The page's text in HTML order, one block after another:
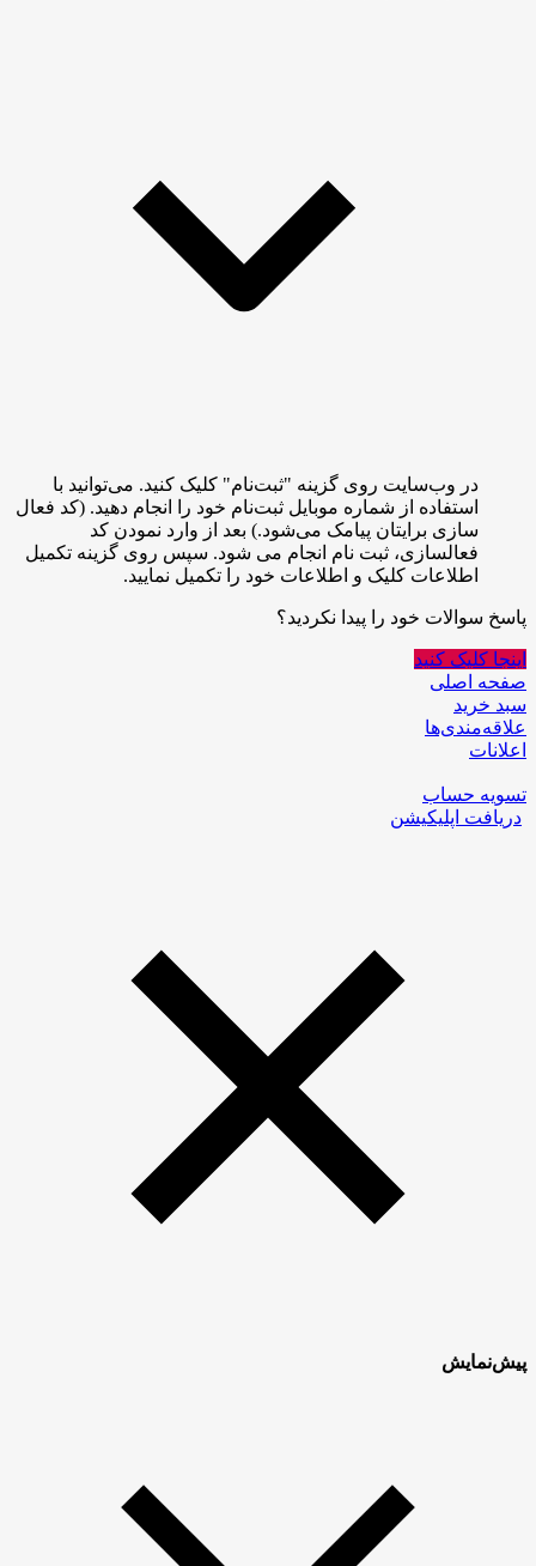
در وب‌سایت روی گزینه "ثبت‌نام" کلیک کنید. می‌توانید با
استفاده از شماره موبایل ثبت‌نام خود را انجام دهید. (کد فعال
سازی برایتان پیامک می‌شود.) بعد از وارد نمودن کد
فعالسازی، ثبت نام انجام می شود. سپس روی گزینه تکمیل
اطلاعات کلیک و اطلاعات خود را تکمیل نمایید.
پاسخ سوالات خود را پیدا نکردید؟
اینجا کلیک کنید
صفحه اصلی
سبد خرید
علاقه‌مندی‌ها
اعلانات
تسویه حساب
دریافت اپلیکیشن
پیش‌نمایش